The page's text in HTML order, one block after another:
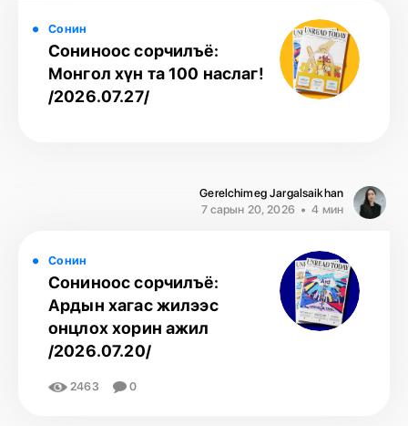
Сонин
Сониноос сорчилъё:
Монгол хүн та 100 наслаг!
/2026.07.27/
Gerelchimeg Jargalsaikhan
7 сарын 20, 2026
4 мин
Сонин
Сониноос сорчилъё:
Ардын хагас жилээс
онцлох хорин ажил
/2026.07.20/
2463 0